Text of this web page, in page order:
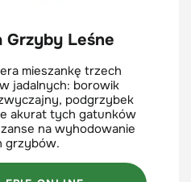
Grzyby Leśne
mieszankę trzech
jadalnych: borowik
podgrzybek
akurat tych gatunków
na wyhodowanie
grzybów.